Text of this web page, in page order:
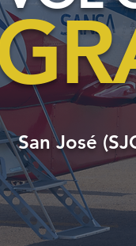
San José